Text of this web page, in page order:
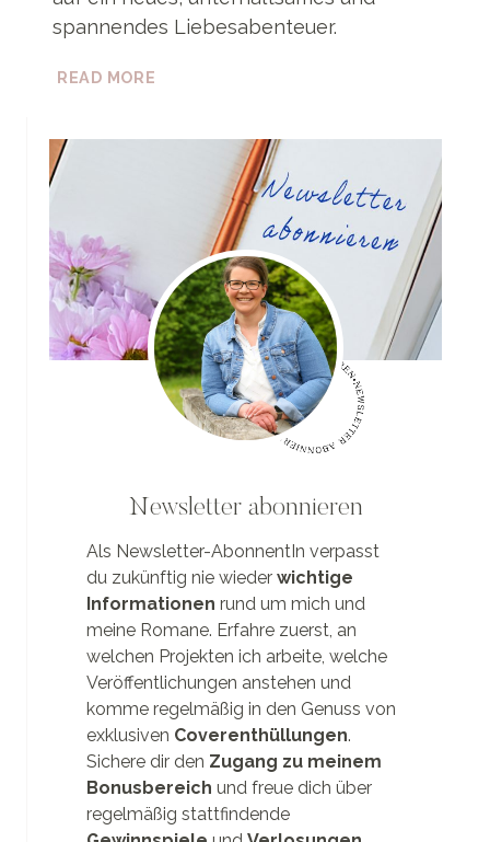
spannendes Liebesabenteuer.
READ MORE
RACHE
COVERENTHÜLLUNG
Newsletter abonnieren
Als Newsletter-AbonnentIn verpasst
du zukünftig nie wiederwichtige
Informationen rund um mich und
meine Romane. Erfahre zuerst, an
welchen Projekten ich arbeite, welche
Veröffentlichungen anstehen und
komme regelmäßig in den Genuss von
exklusiven Coverenthüllungen.
Sichere dir den Zugang zu meinem
Bonusbereich und freue dich über
regelmäßig stattfindende